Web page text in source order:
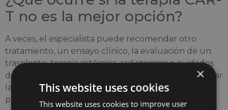
T no es la mejor opción?
A veces, el especialista puede recomendar otro
tratamiento, un ensayo clínico, la evaluación de un
trasplante, terapia sistémica, radioterapia o cuidados
de apoyo. Una buena evaluación médica debe aclarar
las opciones más seguras y realistas, no limitarse a
prometer el acceso a una terapia concreta.
×
This website uses cookies
This website uses cookies to improve user